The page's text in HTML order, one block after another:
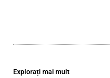
Explorați mai mult